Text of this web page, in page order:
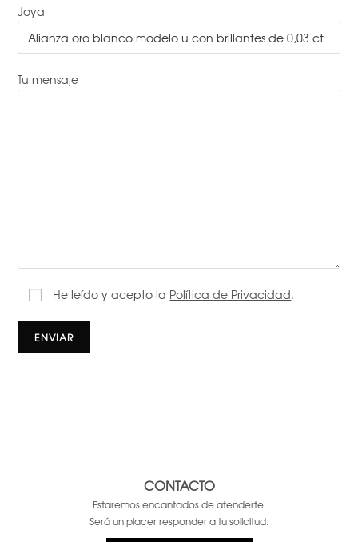
Joya
Tu mensaje
He leído y acepto la Política de Privacidad.
CONTACTO
Estaremos encantados de atenderte.
Será un placer responder a tu solicitud.